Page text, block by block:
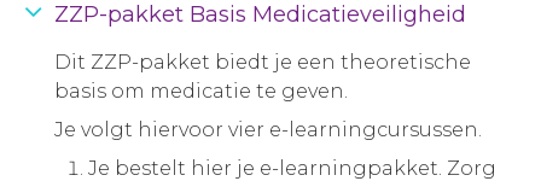
ZZP-pakket Basis Medicatieveiligheid
Dit ZZP-pakket biedt je een theoretische
basis om medicatie te geven.
Je volgt hiervoor vier e-learningcursussen.
Je bestelt hier je e-learningpakket. Zorg